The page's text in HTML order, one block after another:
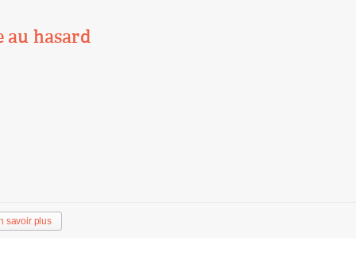
au hasard
savoir plus